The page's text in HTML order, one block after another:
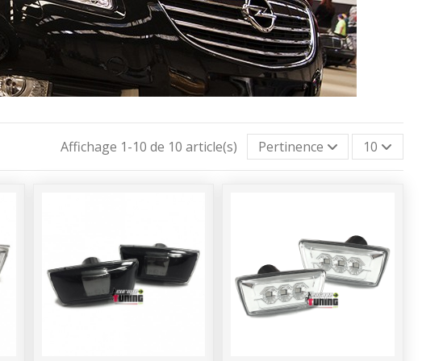
Affichage 1-10 de 10 article(s) Pertinence 10